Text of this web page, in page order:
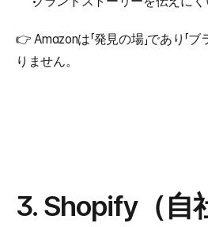
👉 Amazonは「発見の場」であり「
りません。
3. Shopify（自